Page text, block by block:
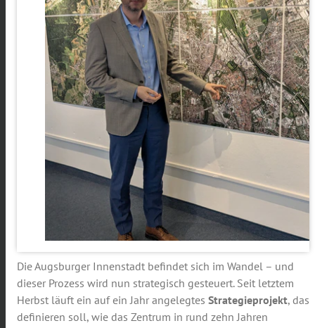
Die Augsburger Innenstadt befindet sich im Wandel – und
dieser Prozess wird nun strategisch gesteuert. Seit letztem
Herbst läuft ein auf ein Jahr angelegtes Strategieprojekt, das
definieren soll, wie das Zentrum in rund zehn Jahren